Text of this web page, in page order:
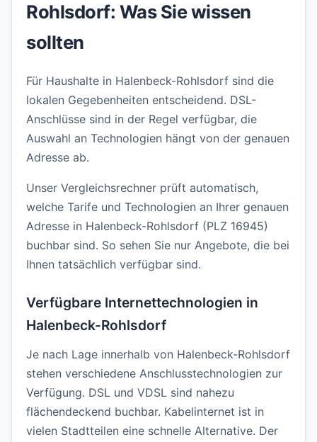
Rohlsdorf: Was Sie wissen
sollten
Für Haushalte in Halenbeck-Rohlsdorf sind die
lokalen Gegebenheiten entscheidend. DSL-
Anschlüsse sind in der Regel verfügbar, die
Auswahl an Technologien hängt von der genauen
Adresse ab.
Unser Vergleichsrechner prüft automatisch,
welche Tarife und Technologien an Ihrer genauen
Adresse in Halenbeck-Rohlsdorf (PLZ 16945)
buchbar sind. So sehen Sie nur Angebote, die bei
Ihnen tatsächlich verfügbar sind.
Verfügbare Internettechnologien in
Halenbeck-Rohlsdorf
Je nach Lage innerhalb von Halenbeck-Rohlsdorf
stehen verschiedene Anschlusstechnologien zur
Verfügung. DSL und VDSL sind nahezu
flächendeckend buchbar. Kabelinternet ist in
vielen Stadtteilen eine schnelle Alternative. Der